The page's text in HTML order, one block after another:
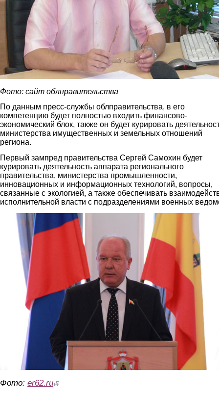
Фото: сайт облправительства
По данным пресс-службы облправительства, в его
компетенцию будет полностью входить финансово-
экономический блок, также он будет курировать
министерства имущественных и земельных отношений
региона.
Первый зампред правительства Сергей Самохин будет
курировать деятельность аппарата регионального
правительства, министерства промышленности,
инновационных и информационных технологий, вопросы,
связанные с экологией, а также обеспечивать
исполнительной власти с подразделениями военных
samoxin.jpg
Фото: er62.ru(link is external)